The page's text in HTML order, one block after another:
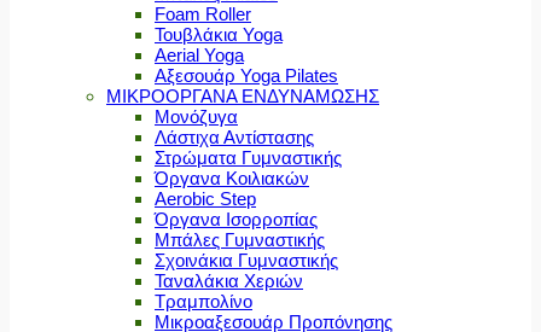
Foam Roller
Τουβλάκια Yoga
Aerial Yoga
Αξεσουάρ Yoga Pilates
ΜΙΚΡΟΟΡΓΑΝΑ ΕΝΔΥΝΑΜΩΣΗΣ
Μονόζυγα
Λάστιχα Αντίστασης
Στρώματα Γυμναστικής
Όργανα Κοιλιακών
Aerobic Step
Όργανα Ισορροπίας
Μπάλες Γυμναστικής
Σχοινάκια Γυμναστικής
Ταναλάκια Χεριών
Τραμπολίνο
Μικροαξεσουάρ Προπόνησης